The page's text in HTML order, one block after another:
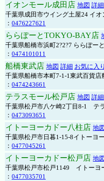
イオンモール成田店 地図 詳細
千葉県成田市ウイング土屋24 イ
： 0476227621
ららぽーとTOKYO-BAY店
千葉県船橋市浜町2?2?7 ららぽー
： 0474101011
船橋東武店 地図 詳細 お気に入
千葉県船橋市本町7-1-1東武百貨店
： 0474243661
テラスモール松戸店 地図 詳細
千葉県松戸市八ケ崎2丁目8-1 テ
： 0473093651
イトーヨーカドー八柱店 地図
千葉県松戸市日暮1-15-8イトー
： 0477045261
イトーヨーカドー松戸店 地図
千葉県松戸市松戸1149 イトーヨ
： 0477035701